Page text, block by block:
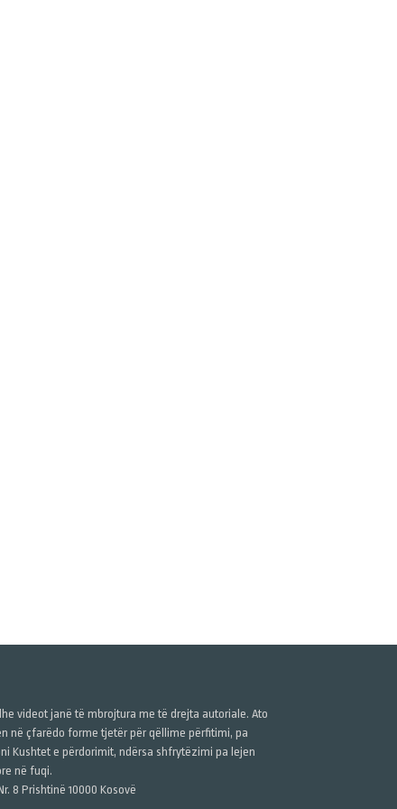
videot janë të mbrojtura me të drejta autoriale. Ato
në çfarëdo forme tjetër për qëllime përfitimi, pa
Kushtet e përdorimit, ndërsa shfrytëzimi pa lejen
në fuqi.
8 Prishtinë 10000 Kosovë